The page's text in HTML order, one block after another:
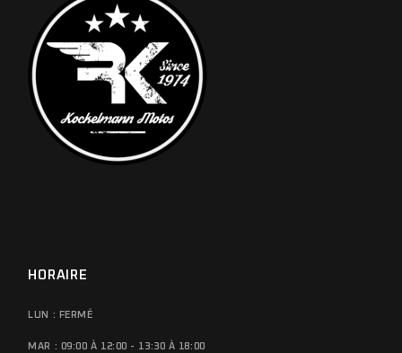
HORAIRE
LUN : FERMÉ
MAR : 09:00 À 12:00 - 13:30 À 18:00